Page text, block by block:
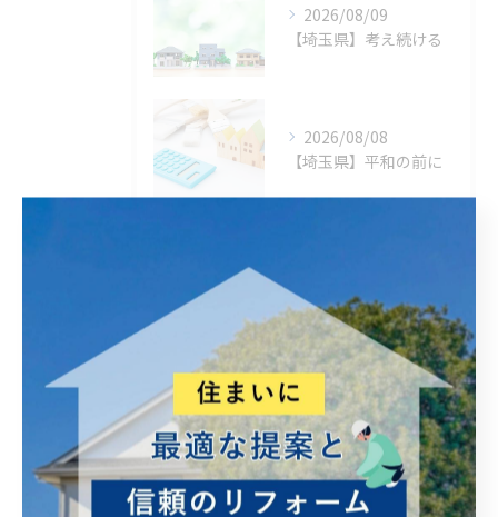
2026/08/09
【埼玉県】考え続ける
2026/08/08
【埼玉県】平和の前に
タグ Tags
暑い 植物 助成金・補助金
雨漏れ 火災保険 予算のこと
線状降水帯 福岡 現在 営繕